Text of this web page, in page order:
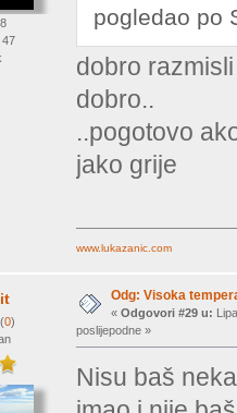
pogledao po
dobro
dobro..
..pogotovo
jako grije
www.lukazanic.com
(0)
Odg: Visoka
« Odgovori #29 u:
poslijepodne »
Nisu baš